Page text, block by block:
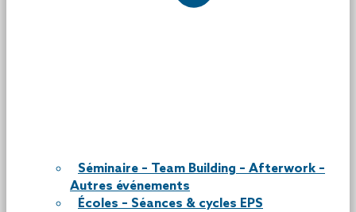
Séminaire – Team Building – Afterwork –
Autres événements
Écoles – Séances & cycles EPS